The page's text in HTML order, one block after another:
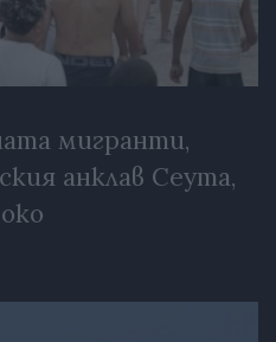
мигранти,
анклав Сеута,